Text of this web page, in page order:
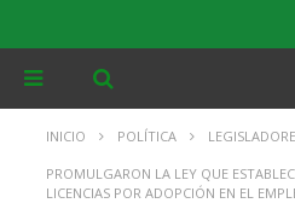
INICIO POLÍTICA
PROMULGARON LA LEY QUE
LICENCIAS POR ADOPCIÓN EN EL